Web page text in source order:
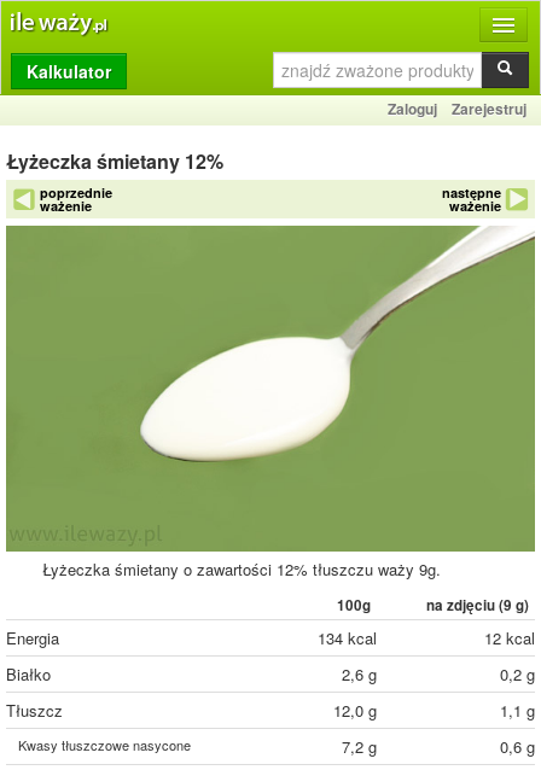
Produkty
Dziennik
Przelicznik
Porównywarka
Kalkulator
Zaloguj Zarejestruj
Łyżeczka śmietany 12%
poprzednie
ważenie
następne
ważenie
Łyżeczka śmietany o zawartości 12% tłuszczu waży 9g.
100g na zdjęciu (9 g)
Energia 134 kcal
12 kcal
Białko
2,6 g
0,2 g
Tłuszcz
12,0 g 1,1 g
Kwasy tłuszczowe nasycone 7,2 g
0,6 g